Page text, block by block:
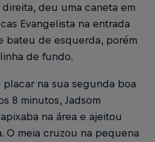
deu uma caneta em
Evangelista na entrada
bateu de esquerda, porém
de fundo.
na sua segunda boa
8 minutos, Jadsom
na área e ajeitou
O meia cruzou na pequena